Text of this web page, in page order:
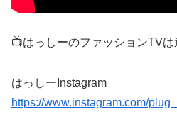
📺はっしーのファッションTV
はっしーInstagram
https://www.instagram.com/